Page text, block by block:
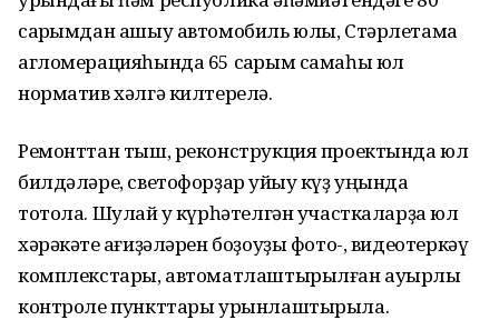
саҡрымдан ашыу автомобиль юлы, Стәрлетамаҡ
агломерацияһында 65 саҡрым самаһы юл
норматив хәлгә килтерелә.
Ремонттан тыш, реконструкция проектында юл
билдәләре, светофорҙар ҡуйыу күҙ уңында
тотола. Шулай уҡ күрһәтелгән участкаларҙа юл
хәрәкәте ҡағиҙәләрен боҙоуҙы фото-, видеотеркәү
комплекстары, автоматлаштырылған ауырлыҡ
контроле пункттары урынлаштырыла.